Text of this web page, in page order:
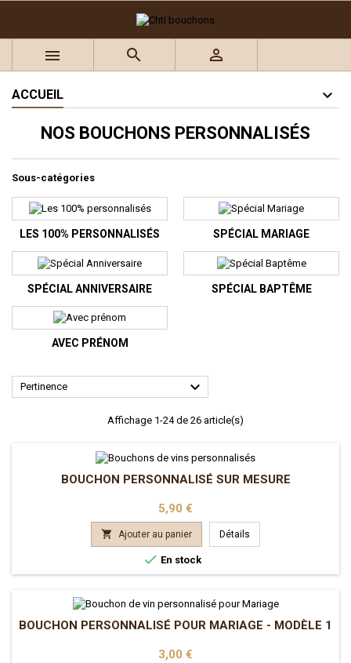
Ajouter à ma liste d'envies
((modalTitle))
((confirmMessage))
Vous devez être connecté pour ajouter des produits à
((cancelText)) ((loginText))
  
ACCUEIL
NOS BOUCHONS PERSONNALISÉS
Sous-catégories
LES 100% PERSONNALISÉS SPÉCIAL MARIAGE
SPÉCIAL ANNIVERSAIRE SPÉCIAL BAPTÊME
AVEC PRÉNOM
Pertinence 
Affichage 1-24 de 26 article(s)
BOUCHON PERSONNALISÉ SUR MESURE
Prix
5,90 €
 Ajouter au panier Détails
 En stock
BOUCHON PERSONNALISÉ POUR MARIAGE - MODÈLE 1
Prix
3,00 €